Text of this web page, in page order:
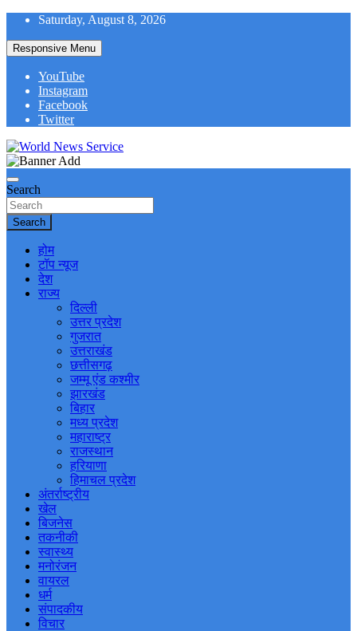
Skip
content
Saturday, August 8, 2026
Responsive Menu
YouTube
Instagram
Facebook
Twitter
World News Service
Search
Search
होम
टॉप न्यूज
देश
राज्य
दिल्ली
उत्तर प्रदेश
गुजरात
उत्तराखंड
छत्तीसगढ़
जम्मू एंड कश्मीर
झारखंड
बिहार
मध्य प्रदेश
महाराष्ट्र
राजस्थान
हरियाणा
हिमाचल प्रदेश
अंतर्राष्ट्रीय
खेल
बिजनेस
तकनीकी
स्वास्थ्य
मनोरंजन
वायरल
धर्म
संपादकीय
विचार